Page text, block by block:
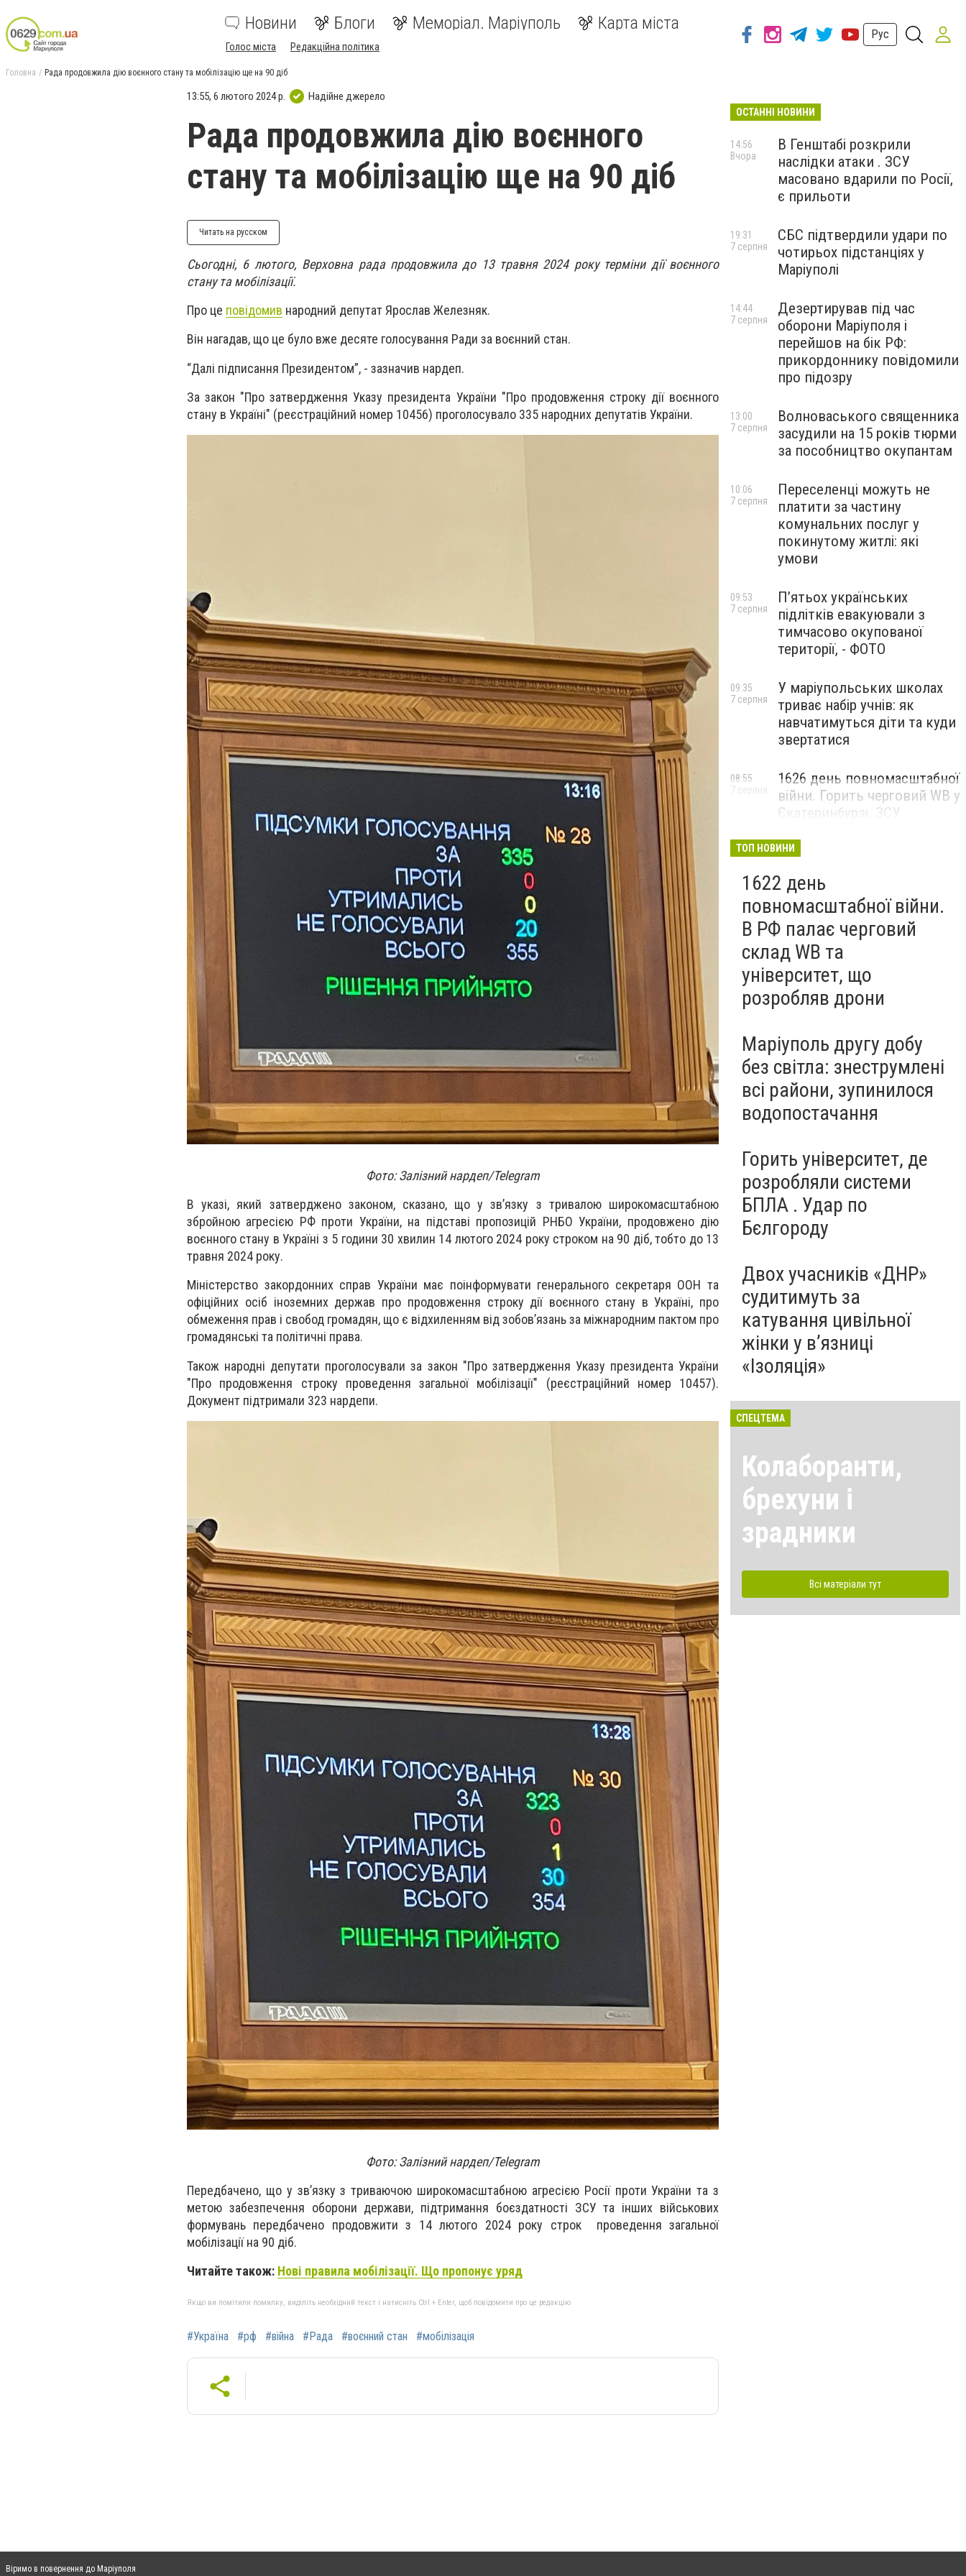
Новини Блоги Меморіал. Маріуполь Карта міста
Голос міста Редакційна політика
Рус
Головна Рада продовжила дію воєнного стану та мобілізацію ще на 90 діб
13:55, 6 лютого 2024 р. Надійне джерело
Рада продовжила дію воєнного
стану та мобілізацію ще на 90 діб
Читать на русском
Сьогодні, 6 лютого, Верховна рада продовжила до 13 травня 2024 року терміни дії воєнного
стану та мобілізації.
Про це повідомив народний депутат Ярослав Железняк.
Він нагадав, що це було вже десяте голосування Ради за воєнний стан.
“Далі підписання Президентом”, - зазначив нардеп.
За закон "Про затвердження Указу президента України "Про продовження строку дії воєнного
стану в Україні" (реєстраційний номер 10456) проголосувало 335 народних депутатів України.
Фото: Залізний нардеп/Telegram
В указі, який затверджено законом, сказано, що у зв’язку з тривалою широкомасштабною
збройною агресією РФ проти України, на підставі пропозицій РНБО України, продовжено дію
воєнного стану в Україні з 5 години 30 хвилин 14 лютого 2024 року строком на 90 діб, тобто до 13
травня 2024 року.
Міністерство закордонних справ України має поінформувати генерального секретаря ООН та
офіційних осіб іноземних держав про продовження строку дії воєнного стану в Україні, про
обмеження прав і свобод громадян, що є відхиленням від зобов’язань за міжнародним пактом про
громадянські та політичні права.
Також народні депутати проголосували за закон "Про затвердження Указу президента України
"Про продовження строку проведення загальної мобілізації" (реєстраційний номер 10457).
Документ підтримали 323 нардепи.
Фото: Залізний нардеп/Telegram
Передбачено, що у зв’язку з триваючою широкомасштабною агресією Росії проти України та з
метою забезпечення оборони держави, підтримання боєздатності ЗСУ та інших військових
формувань передбачено продовжити з 14 лютого 2024 року строк проведення загальної
мобілізації на 90 діб.
Читайте також: Нові правила мобілізації. Що пропонує уряд
Якщо ви помітили помилку, виділіть необхідний текст і натисніть Ctrl + Enter, щоб повідомити про це редакцію
#Україна #рф #війна #Рада #воєнний стан #мобілізація
ОСТАННІ НОВИНИ
В Генштабі розкрили
наслідки атаки . ЗСУ
масовано вдарили по Росії,
є прильоти
14:56
Вчора
СБС підтвердили удари по
чотирьох підстанціях у
Маріуполі
19:31
7 серпня
Дезертирував під час
оборони Маріуполя і
перейшов на бік РФ:
прикордоннику повідомили
про підозру
14:44
7 серпня
Волноваського священника
засудили на 15 років тюрми
за пособництво окупантам
13:00
7 серпня
Переселенці можуть не
платити за частину
комунальних послуг у
покинутому житлі: які
умови
10:06
7 серпня
П’ятьох українських
підлітків евакуювали з
тимчасово окупованої
території, - ФОТО
09:53
7 серпня
У маріупольських школах
триває набір учнів: як
навчатимуться діти та куди
звертатися
09:35
7 серпня
1626 день повномасштабної
війни. Горить черговий WB у
Єкатеринбурзі. ЗСУ
Маріуполі
08:55
7 серпня
ТОП НОВИНИ
1622 день
повномасштабної війни.
В РФ палає черговий
склад WB та
університет, що
розробляв дрони
Маріуполь другу добу
без світла: знеструмлені
всі райони, зупинилося
водопостачання
Горить університет, де
розробляли системи
БПЛА . Удар по
Бєлгороду
Двох учасників «ДНР»
судитимуть за
катування цивільної
жінки у в’язниці
«Ізоляція»
СПЕЦТЕМА
Колаборанти,
брехуни і
зрадники
Всі матеріали тут
Віримо в повернення до Маріуполя